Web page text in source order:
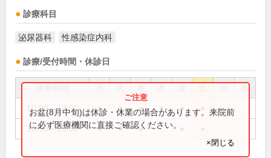
診療科目
泌尿器科 性感染症内科
診療/受付時間・休診日
祝
10:00～13:00 ● ● ● ● ●
16:00～19:00 ● ● ●
お盆(8月中旬)は休診・休業の場合があります。来院前
に必ず医療機関に直接ご確認ください。
×閉じる